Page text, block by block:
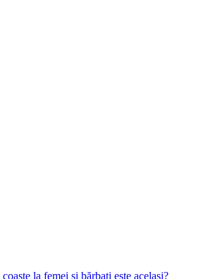
la femei şi bărbaţi este acelaşi?